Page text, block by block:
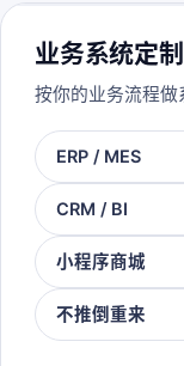
业务系统定制
按你的业务流程做
ERP / MES
CRM / BI
小程序商城
不推倒重来